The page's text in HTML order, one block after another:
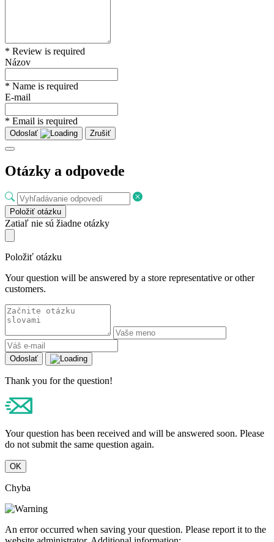
* Review is required
Názov
* Name is required
E-mail
* Email is required
Odoslať Zrušiť
Otázky a odpovede
Položiť otázku
Zatiaľ nie sú žiadne otázky
Položiť otázku
Your question will be answered by a store representative or other
customers.
Odoslať
Thank you for the question!
Your question has been received and will be answered soon. Please
do not submit the same question again.
OK
Chyba
An error occurred when saving your question. Please report it to the